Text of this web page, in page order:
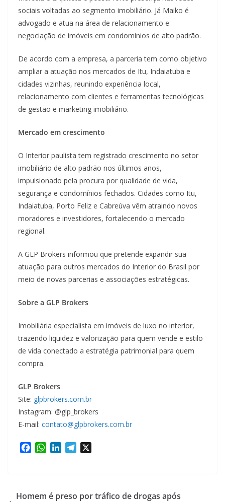
sociais voltadas ao segmento imobiliário. Já Maiko é
advogado e atua na área de relacionamento e
negociação de imóveis em condomínios de alto padrão.
De acordo com a empresa, a parceria tem como objetivo
ampliar a atuação nos mercados de Itu, Indaiatuba e
cidades vizinhas, reunindo experiência local,
relacionamento com clientes e ferramentas tecnológicas
de gestão e marketing imobiliário.
Mercado em crescimento
O Interior paulista tem registrado crescimento no setor
imobiliário de alto padrão nos últimos anos,
impulsionado pela procura por qualidade de vida,
segurança e condomínios fechados. Cidades como Itu,
Indaiatuba, Porto Feliz e Cabreúva vêm atraindo novos
moradores e investidores, fortalecendo o mercado
regional.
A GLP Brokers informou que pretende expandir sua
atuação para outros mercados do Interior do Brasil por
meio de novas parcerias e associações estratégicas.
Sobre a GLP Brokers
Imobiliária especialista em imóveis de luxo no interior,
trazendo liquidez e valorização para quem vende e estilo
de vida conectado a estratégia patrimonial para quem
compra.
GLP Brokers
Site: glpbrokers.com.br
Instagram: @glp_brokers
E-mail: contato@glpbrokers.com.br
b
W
s
e
g
Homem é preso por tráfico de drogas após